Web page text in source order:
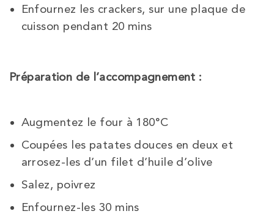
Enfournez les crackers, sur une plaque de
cuisson pendant 20 mins
Préparation de l’accompagnement :
Augmentez le four à 180°C
Coupées les patates douces en deux et
arrosez-les d’un filet d’huile d’olive
Salez, poivrez
Enfournez-les 30 mins